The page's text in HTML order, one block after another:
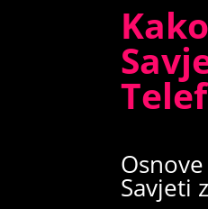
Savjeti